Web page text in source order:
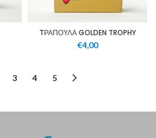
TΡΑΠΟΥΛΑ GOLDEN TROPHY
€4,00
3 4 5